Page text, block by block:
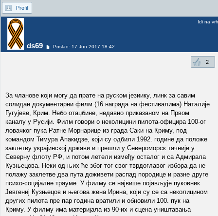
Profil
ds69 Poslao: 17 Jun 2017 18:42
Idi na vrh
2
За чланове који могу да прате на руском језиику, линк за савим
солидан документарни филм (16 награда на фестивалима) Наталије
Гугујеве, Крим. Небо отаџбине, недавно приказаном на Првом
каналу у Русији. Филм говори о неколицини пилота-официра 100-ог
ловачког пука Ратне Морнарице из града Саки на Криму, под
командом Тимура Апакидзе, који су одбили 1992. године да положе
заклетву украјинској држави и прешли у Североморск тачније у
Северну флоту РФ, и потом летели између осталог и са Адмирала
Кузњецова. Неки од њих ће због тог свог тврдоглавог избора да не
полажу заклетве два пута доживети распад породице и разне друге
психо-социјалне трауме. У филму се највише појављује пуковник
Јевгениј Кузњецов и његова жена Ирина, који су се са неколицином
других пилота пре пар година вратили и обновили 100. пук на
Криму. У филму има материјала из 90-их и сцена уништавања